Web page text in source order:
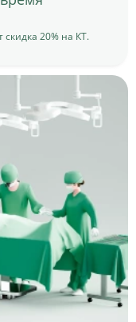
20% на КТ.